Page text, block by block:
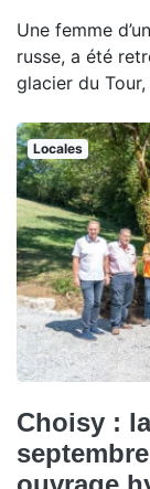
Une femme
russe, a été
glacier du
Locales
Choisy :